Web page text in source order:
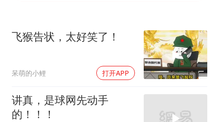
云南一男子胃中取出180颗铁钉
暴雨预报为何有时感觉不准
总书记点赞的非遗苗绣焕发新生机
飞猴告状，太好笑了！
呆萌的小鲤 打开APP
讲真，是球网先动手
的！！！